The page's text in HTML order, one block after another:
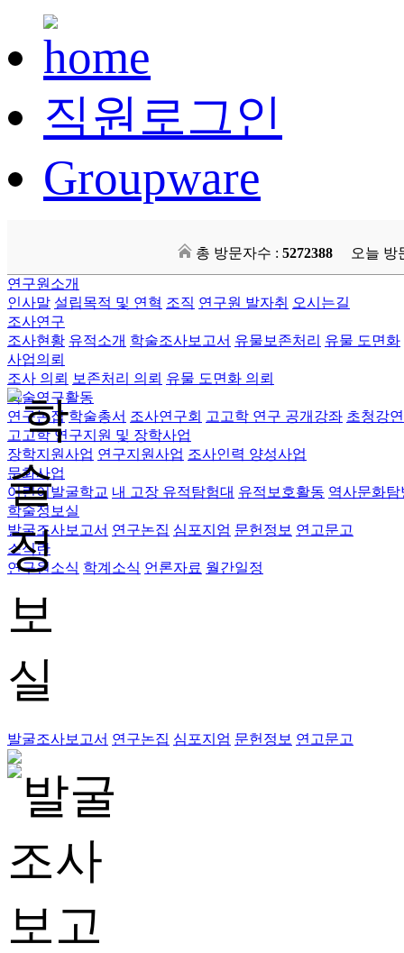
직원로그인
Groupware
총 방문자수 : 5272388
오늘 방
연구원소개
인사말 설립목적 및 연혁 조직 연구원 발자취 오시는길
조사연구
조사현황 유적소개 학술조사보고서 유물보존처리 유물 도면화
사업의뢰
조사 의뢰
보존처리 의뢰 유물 도면화 의뢰
학술연구활동
연구논집 학술총서 조사연구회 고고학 연구 공개강좌 초청강연
고고학 연구지원 및 장학사업
장학지원사업 연구지원사업 조사인력 양성사업
문화사업
어린이발굴학교 내 고장 유적탐험대 유적보호활동 역사문화탐
학술정보실
발굴조사보고서 연구논집 심포지엄 문헌정보 연고문고
소식란
연구원소식 학계소식 언론자료 월간일정
발굴조사보고서 연구논집 심포지엄 문헌정보 연고문고